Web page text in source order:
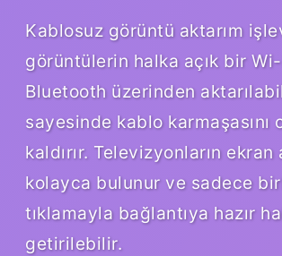
Kablosuz görüntü aktarım
görüntülerin halka açık bir
Bluetooth üzerinden
sayesinde kablo karmaşasını
kaldırır. Televizyonların ekran
kolayca bulunur ve sadece
tıklamayla bağlantıya hazır
getirilebilir.